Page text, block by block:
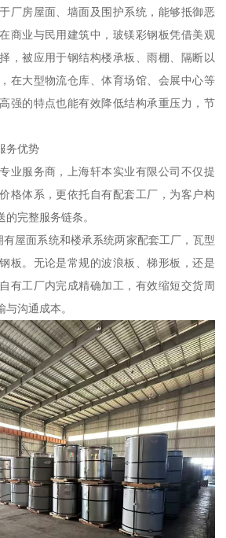
厂房屋面、墙面及围护系统，能够抵御恶
商业与民用建筑中，玻镁彩钢板凭借美观
，被应用于钢结构楼承板、雨棚、隔断以
在大型物流仓库、体育场馆、会展中心等
强的特点也能有效降低结构承重压力，节
务优势
业服务商，上海轩本实业有限公司不仅提
格体系，更依托自有配套工厂，为客户构
完整服务链条。
有屋面系统和楼承系统两家配套工厂，瓦型
板。无论是常规的波浪板、梯形板，还是
有工厂内完成精确加工，有效缩短交货周
沟通成本。